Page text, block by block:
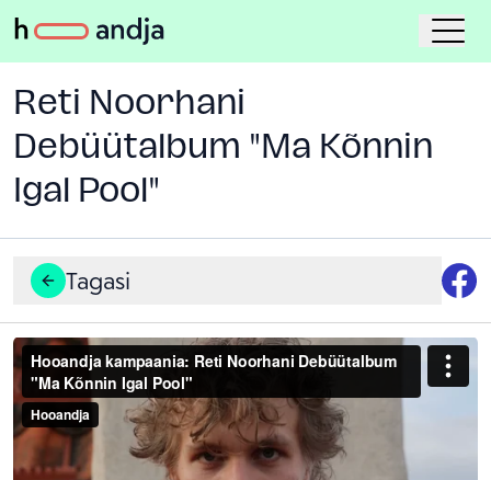
Reti Noorhani
Debüütalbum "Ma Kõnnin
Igal Pool"
Tagasi